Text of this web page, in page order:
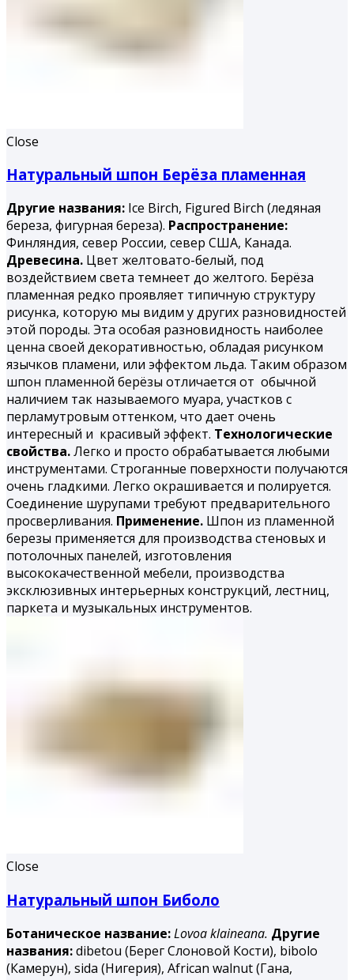
Close
Натуральный шпон Берёза пламенная
Другие названия: Ice Birch, Figured Birch (ледяная
береза, фигурная береза). Распространение:
Финляндия, север России, север США, Канада.
Древесина. Цвет желтовато-белый, под
воздействием света темнеет до желтого. Берёза
пламенная редко проявляет типичную структуру
рисунка, которую мы видим у других разновидностей
этой породы. Эта особая разновидность наиболее
ценна своей декоративностью, обладая рисунком
язычков пламени, или эффектом льда. Таким образом
шпон пламенной берёзы отличается от обычной
наличием так называемого муара, участков с
перламутровым оттенком, что дает очень
интересный и красивый эффект. Технологические
свойства.Легко и просто обрабатывается любыми
инструментами. Строганные поверхности получаются
очень гладкими. Легко окрашивается и полируется.
Соединение шурупами требуют предварительного
просверливания. Применение. Шпон из пламенной
березы применяется для производства стеновых и
потолочных панелей, изготовления
высококачественной мебели, производства
эксклюзивных интерьерных конструкций, лестниц,
паркета и музыкальных инструментов.
Close
Натуральный шпон Биболо
Ботаническое название:Lovoa klaineana. Другие
названия:dibetou (Берег Слоновой Кости), bibolo
(Камерун), sida (Нигерия), African walnut (Гана,